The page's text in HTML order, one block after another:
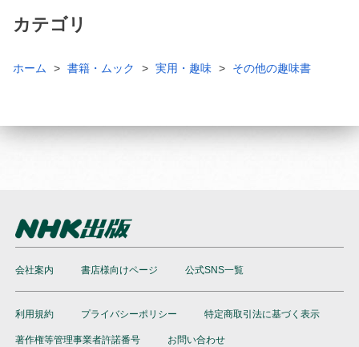
カテゴリ
ホーム 書籍・ムック 実用・趣味 その他の趣味書
会社案内 書店様向けページ 公式SNS一覧
利用規約 プライバシーポリシー 特定商取引法に基づく表示
著作権等管理事業者許諾番号 お問い合わせ